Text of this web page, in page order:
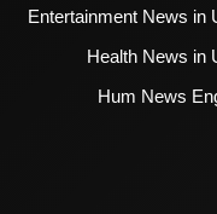
Entertainment News in
Health News in
Hum News